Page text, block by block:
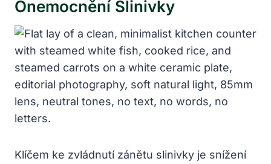
Onemocnění Slinivky
Klíčem ke zvládnutí zánětu slinivky je snížení